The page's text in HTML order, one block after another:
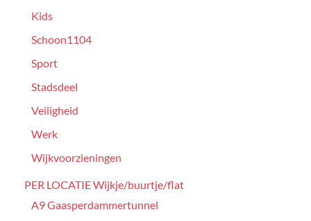
Kids
Schoon1104
Sport
Stadsdeel
Veiligheid
Werk
Wijkvoorzieningen
PER LOCATIE Wijkje/buurtje/flat
A9 Gaasperdammertunnel